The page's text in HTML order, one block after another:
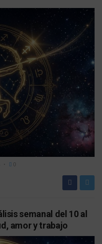
0
semanal del 10 al
amor y trabajo